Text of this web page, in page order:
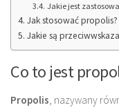
Jakie jest
Jak stosować
Jakie są
Co to jest
Propolis, nazywany